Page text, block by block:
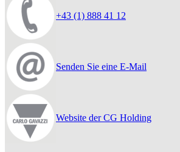
+43 (1) 888 41 12
Senden Sie eine E-Mail
Website der CG Holding